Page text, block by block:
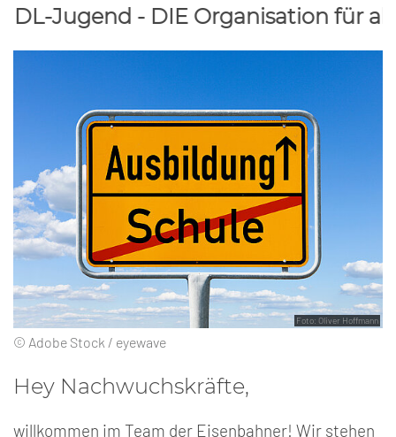
- DIE Organisation für alle jungen
Foto: Oliver Hoffmann
© Adobe Stock / eyewave
Hey Nachwuchskräfte,
willkommen im Team der Eisenbahner! Wir stehen